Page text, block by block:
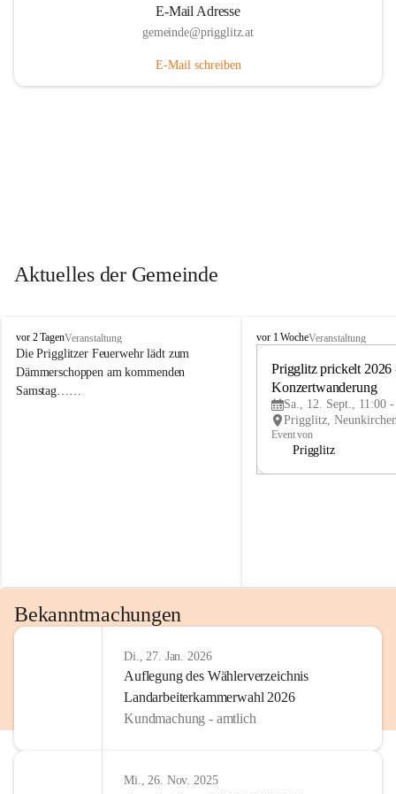
E-Mail Adresse
gemeinde@prigglitz.at
E-Mail schreiben
Aktuelles der Gemeinde
P
r
i
g
vor 2 TagenVeranstaltung
Die Prigglitzer Feuerwehr lädt zum
Dämmerschoppen am kommenden
Samstag……
P
vor 1 WocheVeranstaltung
Prigglitz prickelt 2026
Konzertwanderung
Sa., 12. Sept., 11:00
Event von
Prigglitz
Bekanntmachungen
Di., 27. Jan. 2026
Auflegung des Wählerverzeichnis
Landarbeiterkammerwahl 2026
Kundmachung - amtlich
Mi., 26. Nov. 2025